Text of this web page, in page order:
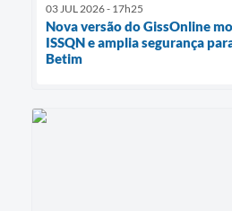
03 JUL 2026 - 17h25
Nova versão do GissOnline
ISSQN e amplia segurança
Betim